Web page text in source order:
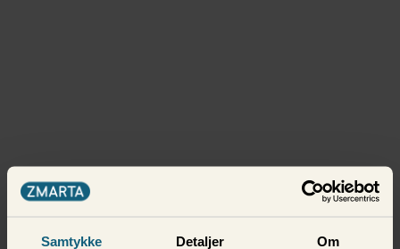
Samtykke Detaljer Om